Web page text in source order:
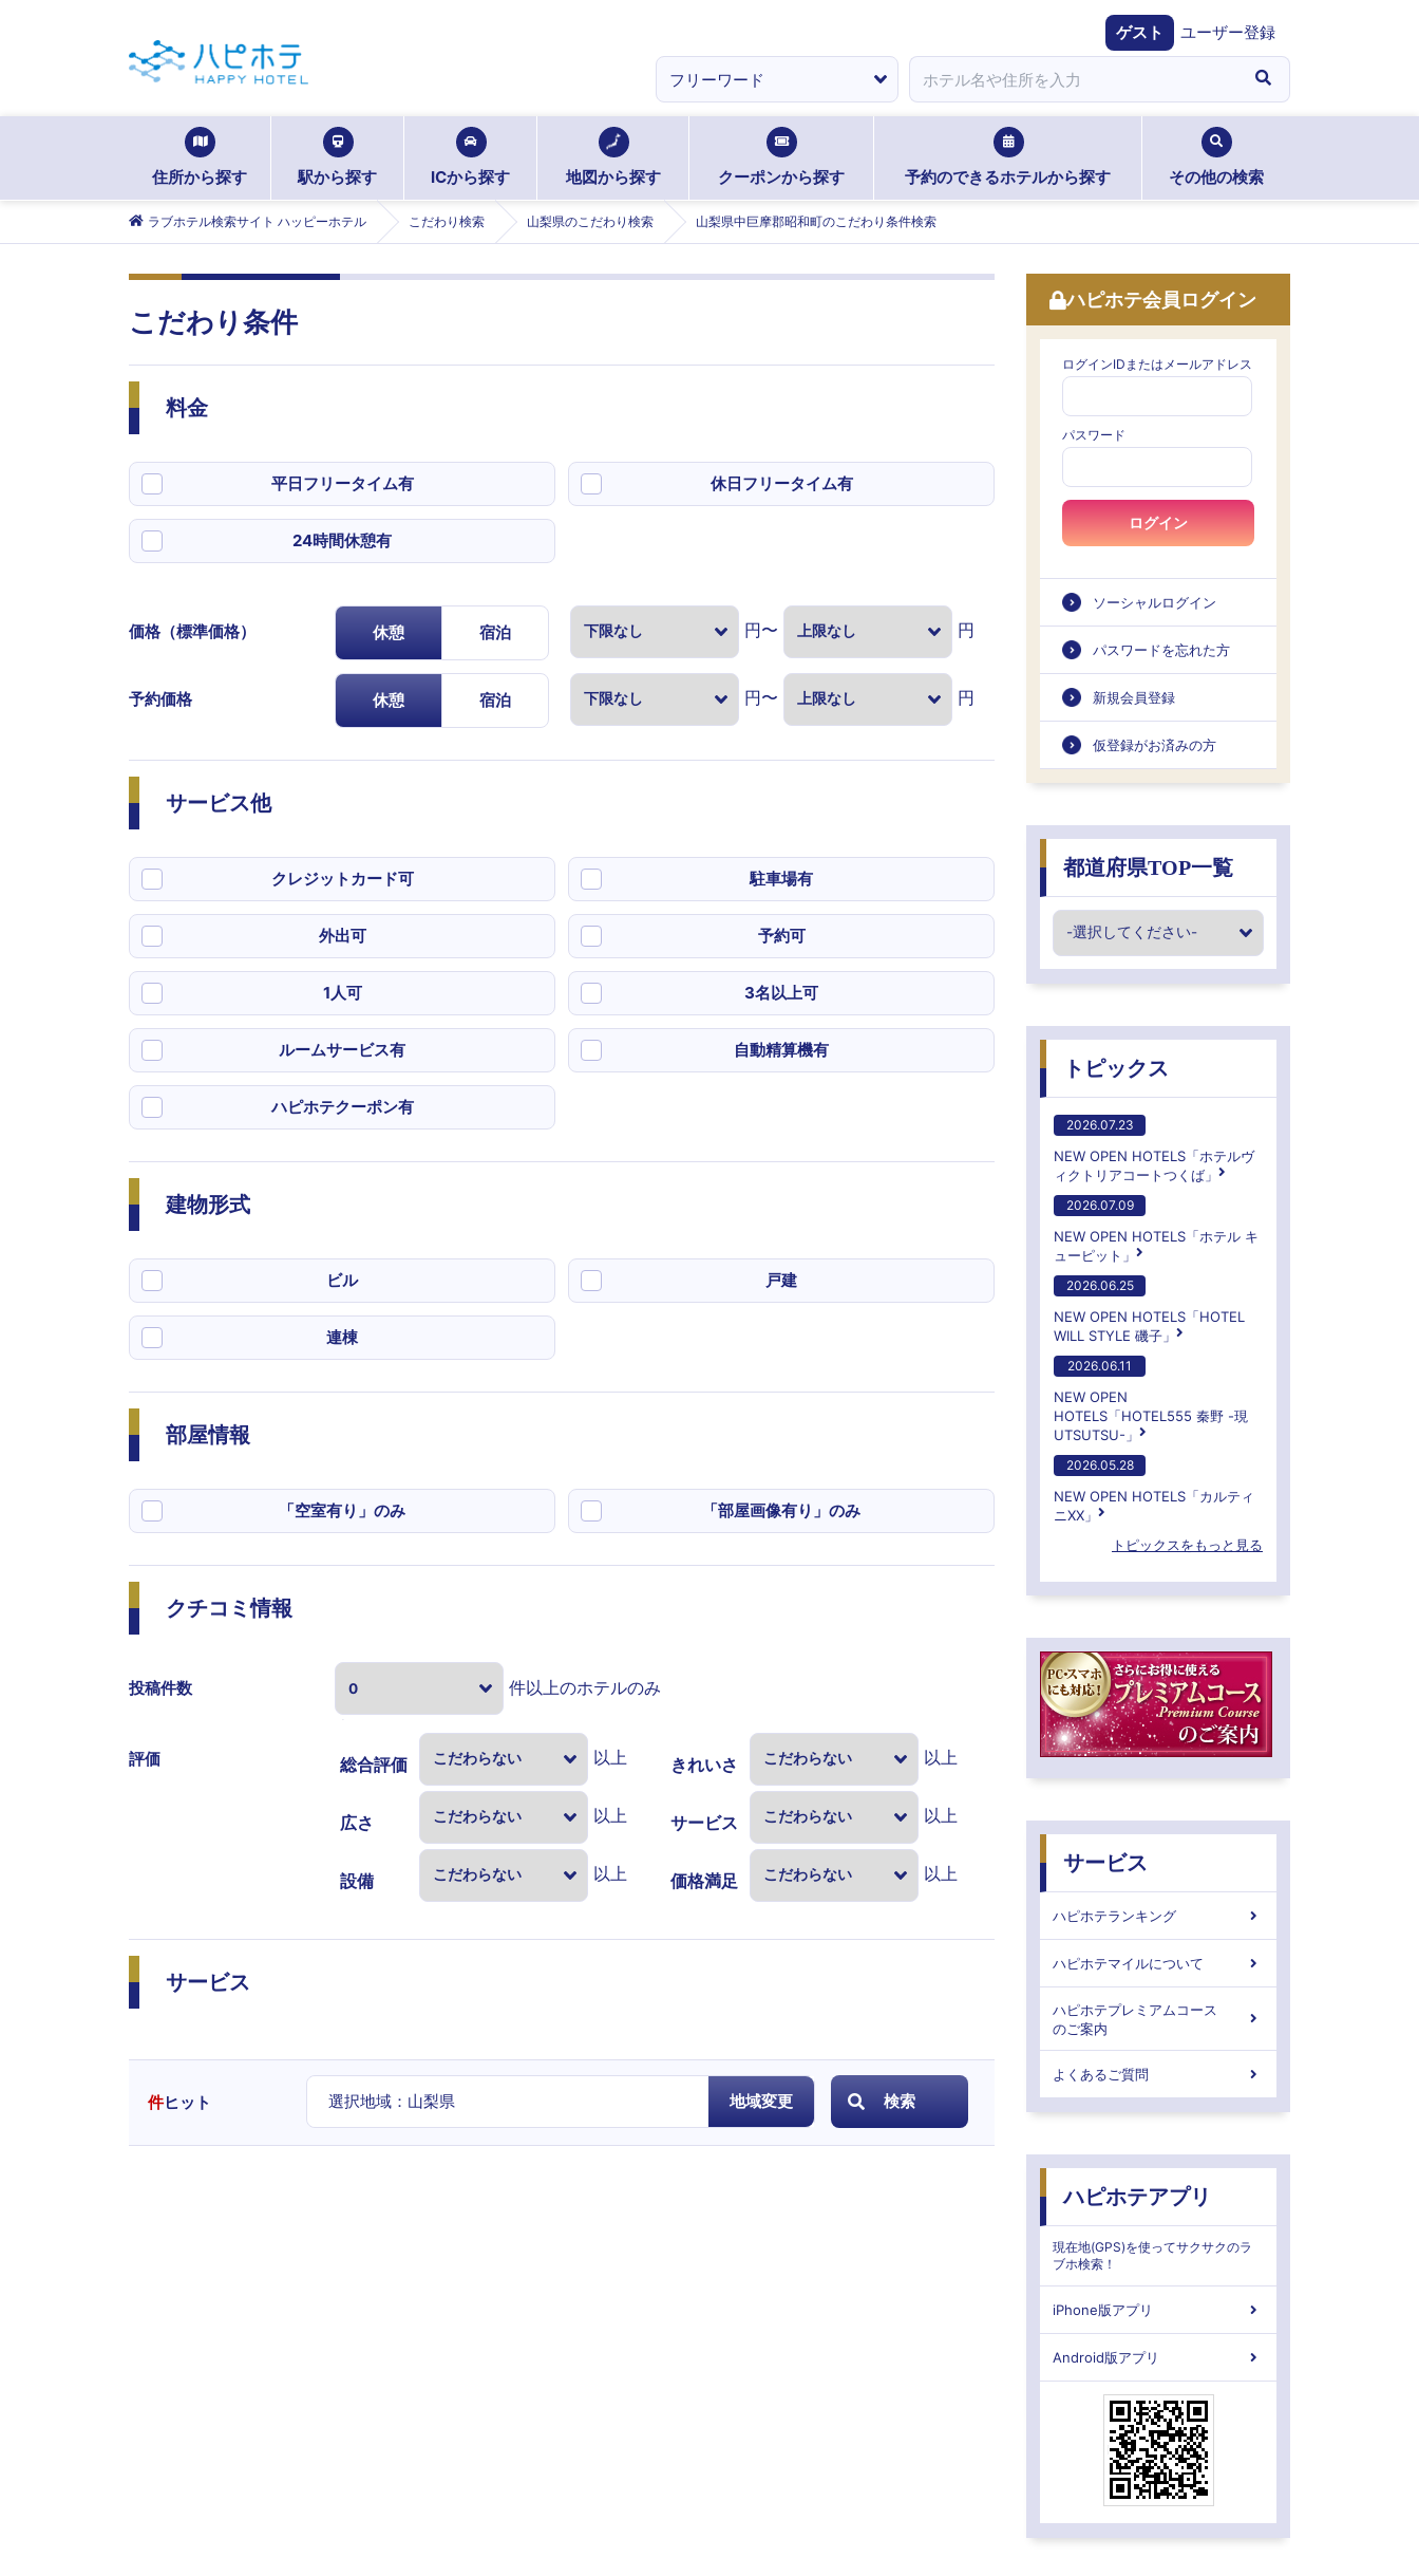
ゲスト ユーザー登録
住所から探す 駅から探す ICから探す 地図から探す クーポンから探す 予約のできるホテルから探す その他の検索
ラブホテル検索サイト ハッピーホテル こだわり検索 山梨県のこだわり検索 山梨県中巨摩郡昭和町のこだわり条件検索
こだわり条件
料金
平日フリータイム有 休日フリータイム有
24時間休憩有
価格（標準価格） 休憩 宿泊 円〜 円
予約価格 休憩 宿泊 円〜 円
サービス他
クレジットカード可 駐車場有
外出可 予約可
1人可 3名以上可
ルームサービス有 自動精算機有
ハピホテクーポン有
建物形式
ビル 戸建
連棟
部屋情報
「空室有り」のみ 「部屋画像有り」のみ
クチコミ情報
投稿件数
件以上のホテルのみ
評価 総合評価 以上 きれいさ 以上
広さ 以上 サービス 以上
設備 以上 価格満足
度
以上
サービス
件ヒット 選択地域： 山梨県 地域変更 検索
ハピホテ会員ログイン
ログインIDまたはメールアドレス
パスワード
ログイン
ソーシャルログイン
パスワードを忘れた方
新規会員登録
仮登録がお済みの方
都道府県TOP一覧
トピックス
2026.07.23
NEW OPEN HOTELS「ホテルヴ
ィクトリアコートつくば」
2026.07.09
NEW OPEN HOTELS「ホテル キ
ューピット」
2026.06.25
NEW OPEN HOTELS「HOTEL
WILL STYLE 磯子」
2026.06.11
NEW OPEN
HOTELS「HOTEL555 秦野 -現
UTSUTSU-」
2026.05.28
NEW OPEN HOTELS「カルティ
ニXX」
トピックスをもっと見る
サービス
ハピホテランキング
ハピホテマイルについて
ハピホテプレミアムコース
のご案内
よくあるご質問
ハピホテアプリ
現在地(GPS)を使ってサクサクのラ
ブホ検索！
iPhone版アプリ
Android版アプリ